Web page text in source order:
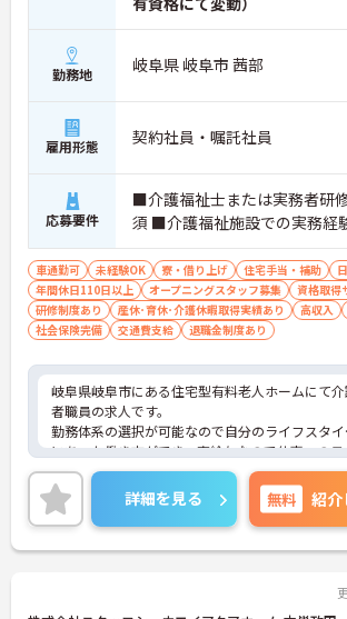
勤務地 岐阜県 岐阜市 茜部
雇用形態 契約社員・嘱託社員
応募要件
■介護福祉士または実務者研
須 ■介護福祉施設での実務経
車通勤可 未経験OK 寮・借り上げ 住宅手当・補助
年間休日110日以上
オープニングスタッフ募集
資格取得
研修制度あり
産休･育休･介護休暇取得実績あり 高収入
社会保険完備
交通費支給 退職金制度あり
岐阜県岐阜市にある住宅型有料老人ホームにて
者職員の求人です。
勤務体系の選択が可能なので自分のライフスタイ
にあった働き方ができ、高給与なので仕事へのモ
ベーションにつながります。今後も施設を複数展
予定なので、管理職のポストに就くチャンスも豊
です。
また、福利厚生が整っており、長期的に勤務可
環境が整っております。ご興味をお持ちの方は、
詳細を見る 無料 紹介